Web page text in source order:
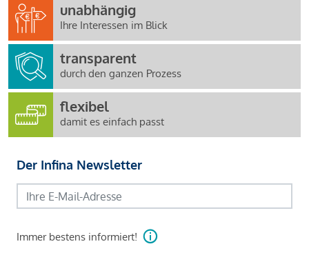
unabhängig
Ihre Interessen im Blick
transparent
durch den ganzen Prozess
flexibel
damit es einfach passt
Der Infina Newsletter
Immer bestens informiert!